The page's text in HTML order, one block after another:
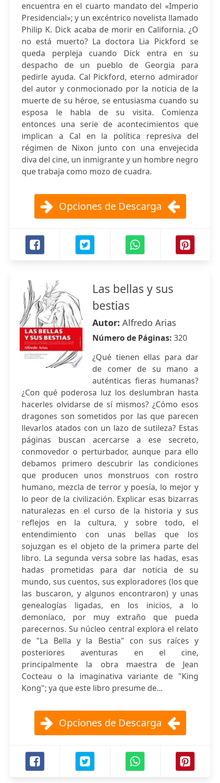
encuentra en el cuarto mandato del «Imperio
Presidencial»; y un excéntrico novelista llamado
Philip K. Dick acaba de morir en California. ¿O
no está muerto? La doctora Lia Pickford se
queda perpleja cuando Dick entra en su
despacho de un pueblo de Georgia para
pedirle ayuda. Cal Pickford, eterno admirador
del autor y conmocionado por la noticia de la
muerte de su héroe, se entusiasma cuando su
esposa le habla de su visita. Comienza
entonces una serie de acontecimientos que
implican a Cal en la política represiva del
régimen de Nixon junto con una envejecida
diva del cine, un inmigrante y un hombre negro
que trabaja como mozo de cuadra.
Opciones de Descarga
Las bellas y sus
bestias
Autor: Alfredo Arias
Número de Páginas: 320
¿Qué tienen ellas para dar
de comer de su mano a
auténticas fieras humanas?
¿Con qué poderosa luz los deslumbran hasta
hacerles olvidarse de sí mismos? ¿Cómo esos
dragones son sometidos por las que parecen
llevarlos atados con un lazo de sutileza? Estas
páginas buscan acercarse a ese secreto,
conmovedor o perturbador, aunque para ello
debamos primero descubrir las condiciones
que producen unos monstruos con rostro
humano, mezcla de terror y poesía, lo mejor y
lo peor de la civilización. Explicar esas bizarras
naturalezas en el curso de la historia y sus
reflejos en la cultura, y sobre todo, el
entendimiento con unas bellas que los
sojuzgan es el objeto de la primera parte del
libro. La segunda versa sobre las hadas, esas
hadas prometidas para dar noticia de su
mundo, sus cuentos, sus exploradores (los que
las buscaron, y algunos encontraron) y unas
genealogías ligadas, en los inicios, a lo
demoníaco, por muy extraño que pueda
parecernos. Su núcleo central explora el relato
de "La Bella y la Bestia" con sus raíces y
posteriores aventuras en el cine,
principalmente la obra maestra de Jean
Cocteau o la imaginativa variante de "King
Kong"; ya que este libro presume de...
Opciones de Descarga